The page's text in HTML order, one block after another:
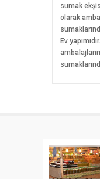
sumak
olarak
Ev